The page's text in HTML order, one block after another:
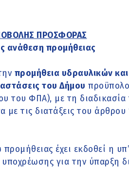
ΠΡΟΣΦΟΡΑΣ
ανάθεση προμήθειας
προμήθεια υδραυλικών
του Δήμου
του ΦΠΑ), με τη διαδικασία
τις διατάξεις του άρθρου
έχει εκδοθεί η
για την ύπαρξη